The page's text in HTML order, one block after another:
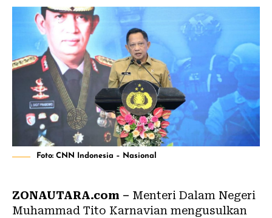
Foto: CNN Indonesia – Nasional
ZONAUTARA.com – Menteri Dalam Negeri
Muhammad Tito Karnavian mengusulkan